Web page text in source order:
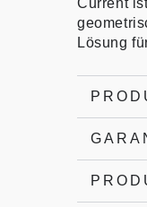
Lösung